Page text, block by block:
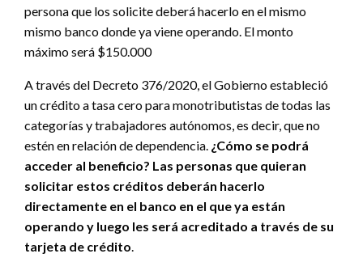
persona que los solicite deberá hacerlo en el mismo
mismo banco donde ya viene operando. El monto
máximo será $150.000
A través del Decreto 376/2020, el Gobierno estableció
un crédito a tasa cero para monotributistas de todas las
categorías y trabajadores autónomos, es decir, que no
estén en relación de dependencia. ¿Cómo se podrá
acceder al beneficio? Las personas que quieran
solicitar estos créditos deberán hacerlo
directamente en el banco en el que ya están
operando y luego les será acreditado a través de su
tarjeta de crédito.